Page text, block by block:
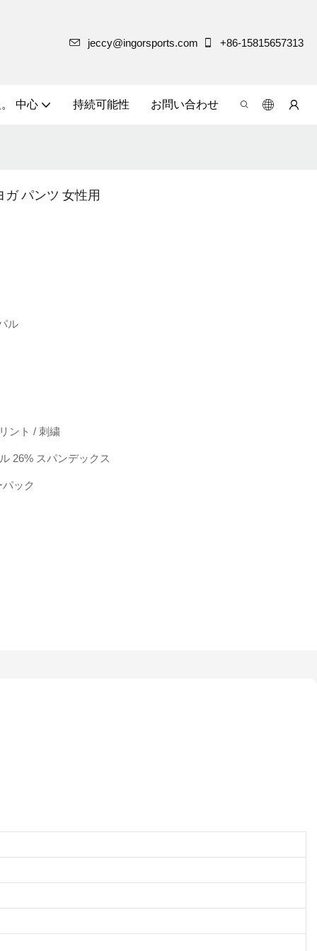
jeccy@ingorsports.com +86-15815657313
中心 持続可能性 お問い合わせ
パンツ 女性用
ル
ント / 刺繍
26% スパンデックス
ック